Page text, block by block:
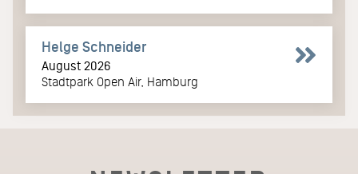
Helge Schneider
August 2026
Stadtpark Open Air, Hamburg